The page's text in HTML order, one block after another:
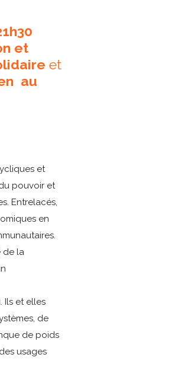
et
et
au
et
pouvoir et
Entrelacés,
en
de la
Ils et elles
de
de poids
usages